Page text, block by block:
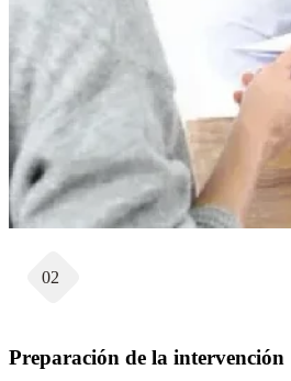
02
Preparación de la intervención